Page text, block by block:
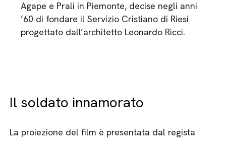
Agape e Prali in Piemonte, decise negli anni
’60 di fondare il Servizio Cristiano di Riesi
progettato dall’architetto Leonardo Ricci.
Il soldato innamorato
La proiezione del film è presentata dal regista